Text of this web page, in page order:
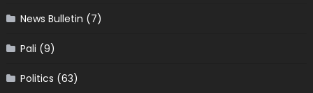
News Bulletin (7)
Pali (9)
Politics (63)